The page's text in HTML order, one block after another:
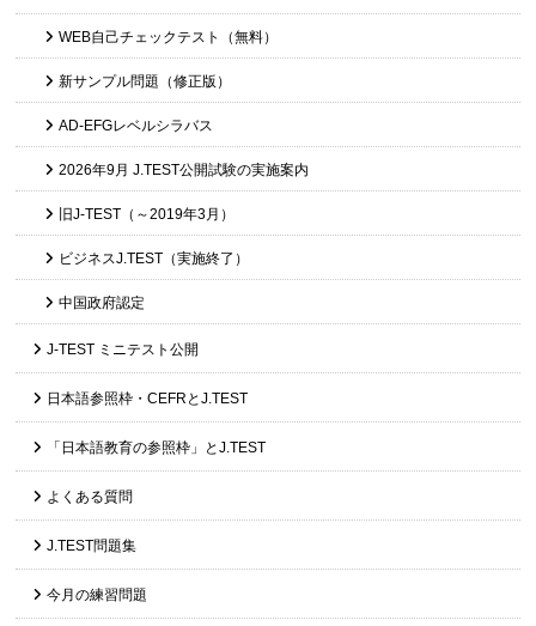
WEB自己チェックテスト（無料）
新サンプル問題（修正版）
AD-EFGレベルシラバス
2026年9月 J.TEST公開試験の実施案内
旧J-TEST（～2019年3月）
ビジネスJ.TEST（実施終了）
中国政府認定
J-TEST ミニテスト公開
日本語参照枠・CEFRとJ.TEST
「日本語教育の参照枠」とJ.TEST
よくある質問
J.TEST問題集
今月の練習問題